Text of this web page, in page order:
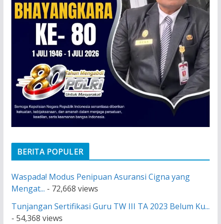
BERITA POPULER
Waspada! Modus Penipuan Asuransi Cigna yang
Mengat... - 72,668 views
Tunjangan Sertifikasi Guru TW III TA 2023 Belum Ku...
- 54,368 views